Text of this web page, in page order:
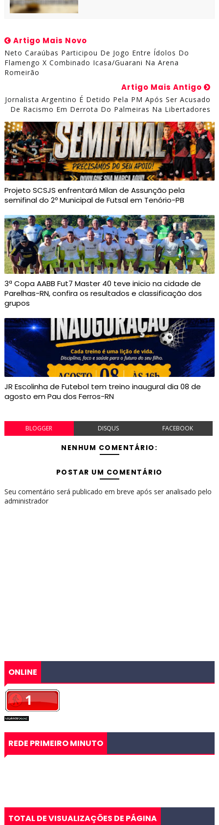
Artigo Mais Novo
Neto Caraúbas Participou De Jogo Entre Ídolos Do
Flamengo X Combinado Icasa/Guarani Na Arena
Romeirão
Artigo Mais Antigo
Jornalista Argentino É Detido Pela PM Após Ser Acusado
De Racismo Em Derrota Do Palmeiras Na Libertadores
Projeto SCSJS enfrentará Milan de Assunção pela
semifinal do 2º Municipal de Futsal em Tenório-PB
3ª Copa AABB Fut7 Master 40 teve inicio na cidade de
Parelhas-RN, confira os resultados e classificação dos
grupos
JR Escolinha de Futebol tem treino inaugural dia 08 de
agosto em Pau dos Ferros-RN
BLOGGER DISQUS FACEBOOK
NENHUM COMENTÁRIO:
POSTAR UM COMENTÁRIO
Seu comentário será publicado em breve após ser analisado pelo
administrador
ONLINE
REDE PRIMEIRO MINUTO
TOTAL DE VISUALIZAÇÕES DE PÁGINA